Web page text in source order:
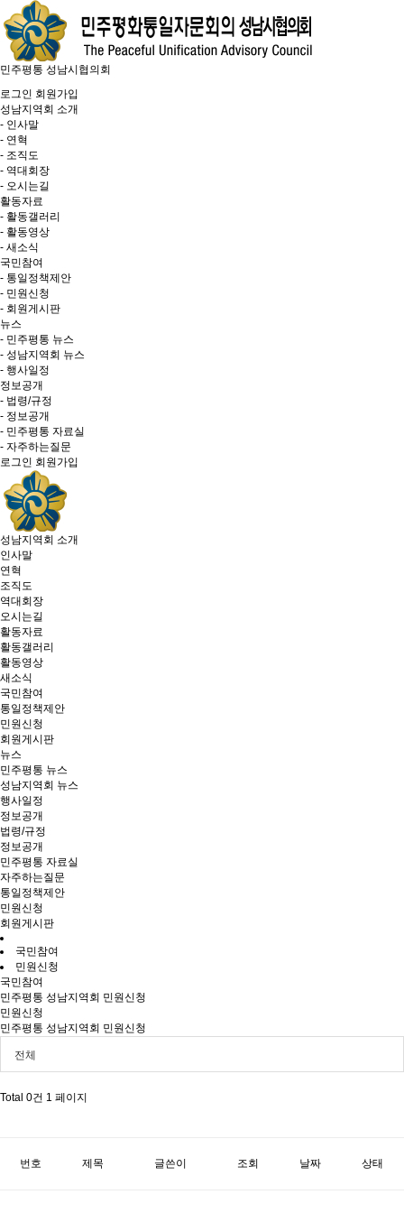
민주평통 성남시협의회
로그인 회원가입
성남지역회 소개
- 인사말
- 연혁
- 조직도
- 역대회장
- 오시는길
활동자료
- 활동갤러리
- 활동영상
- 새소식
국민참여
- 통일정책제안
- 민원신청
- 회원게시판
뉴스
- 민주평통 뉴스
- 성남지역회 뉴스
- 행사일정
정보공개
- 법령/규정
- 정보공개
- 민주평통 자료실
- 자주하는질문
로그인 회원가입
성남지역회 소개
인사말
연혁
조직도
역대회장
오시는길
활동자료
활동갤러리
활동영상
새소식
국민참여
통일정책제안
민원신청
회원게시판
뉴스
민주평통 뉴스
성남지역회 뉴스
행사일정
정보공개
법령/규정
정보공개
민주평통 자료실
자주하는질문
통일정책제안
민원신청
회원게시판
국민참여
민원신청
국민참여
민주평통 성남지역회 민원신청
민원신청
민주평통 성남지역회 민원신청
전체
Total 0건 1 페이지
번호 제목 글쓴이 조회 날짜 상태